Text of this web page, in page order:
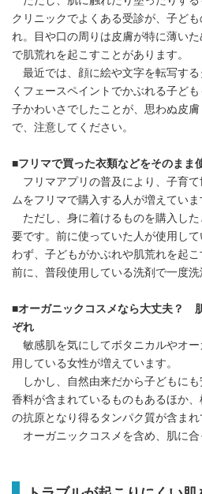
クリニックでよくある受診が、子ど
れ。目や口の周りは皮膚が特に薄い
で肌荒れを起こすことがあります。
最近では、顔に絵や文字を転写す
くフェースペイントでかぶれる子ど
子かわいさでしたことが、思わぬ皮
で、注意してください。
■フリマで買った衣類などをそのまま
フリマアプリの普及により、子育て
ムをフリマで購入する人が増えていま
ただし、身に着けるものを購入し
要です。前に使っていた人が使用し
わず、子どもがかぶれや肌荒れを起
前に、普段使用している洗剤で一度洗
■オーガニックコスメなら大丈夫？
ぞれ
敏感肌を気にしてボタニカルやオー
用している女性が増えています。
しかし、自然由来だから子どもにも
香料が含まれているものもあるほか
の抗原となり得るタンパク質が含まれ
オーガニックコスメを含め、肌に合